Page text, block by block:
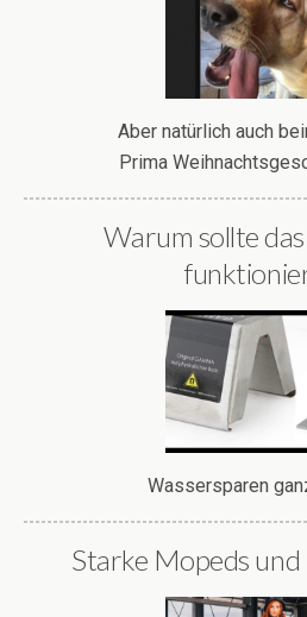
Aber natürlich auch
Prima
Warum sollte
Wassersparen
Starke Mopeds